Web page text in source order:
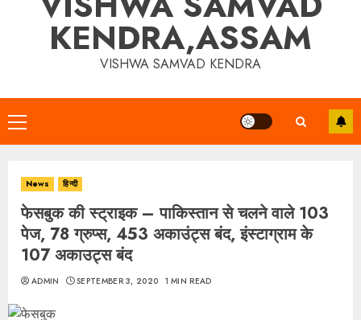
KENDRA,ASSAM
VISHWA SAMVAD KENDRA
Primary
Menu
News हिन्दी
फेसबुक की स्ट्राइक – पाकिस्तान से चलने वाले 103
पेज, 78 ग्रुप्स, 453 अकाउंट्स बंद, इंस्टाग्राम के
107 अकाउट्स बंद
ADMIN SEPTEMBER 3, 2020 1 MIN READ